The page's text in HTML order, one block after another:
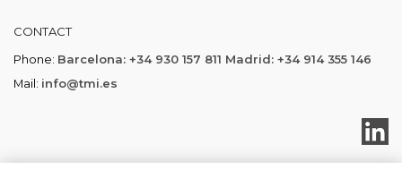
CONTACT
Phone: Barcelona: +34 930 157 811 Madrid: +34 914 355 146
Mail: info@tmi.es